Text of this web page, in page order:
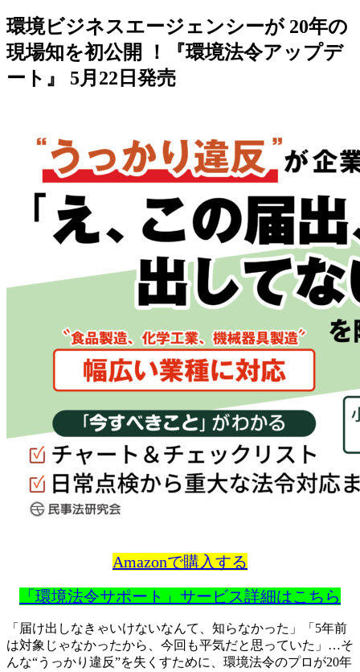
環境ビジネスエージェンシーが 20年の
現場知を初公開 ！『環境法令アップデ
ート』 5月22日発売
Amazonで購入する
「環境法令サポート」サービス詳細はこちら
「届け出しなきゃいけないなんて、知らなかった」「5年前
は対象じゃなかったから、今回も平気だと思っていた」…そ
んな“うっかり違反”を失くすために、環境法令のプロが20年